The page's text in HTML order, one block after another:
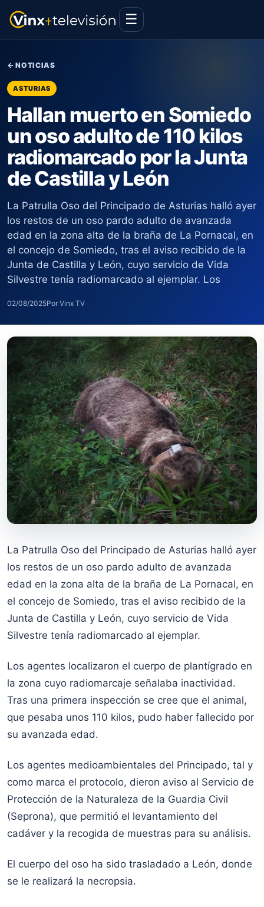
☰
← NOTICIAS
ASTURIAS
Hallan muerto en Somiedo
un oso adulto de 110 kilos
radiomarcado por la Junta
de Castilla y León
La Patrulla Oso del Principado de Asturias halló ayer
los restos de un oso pardo adulto de avanzada
edad en la zona alta de la braña de La Pornacal, en
el concejo de Somiedo, tras el aviso recibido de la
Junta de Castilla y León, cuyo servicio de Vida
Silvestre tenía radiomarcado al ejemplar. Los
02/08/2025Por Vinx TV
La Patrulla Oso del Principado de Asturias halló ayer
los restos de un oso pardo adulto de avanzada
edad en la zona alta de la braña de La Pornacal, en
el concejo de Somiedo, tras el aviso recibido de la
Junta de Castilla y León, cuyo servicio de Vida
Silvestre tenía radiomarcado al ejemplar.
Los agentes localizaron el cuerpo de plantígrado en
la zona cuyo radiomarcaje señalaba inactividad.
Tras una primera inspección se cree que el animal,
que pesaba unos 110 kilos, pudo haber fallecido por
su avanzada edad.
Los agentes medioambientales del Principado, tal y
como marca el protocolo, dieron aviso al Servicio de
Protección de la Naturaleza de la Guardia Civil
(Seprona), que permitió el levantamiento del
cadáver y la recogida de muestras para su análisis.
El cuerpo del oso ha sido trasladado a León, donde
se le realizará la necropsia.